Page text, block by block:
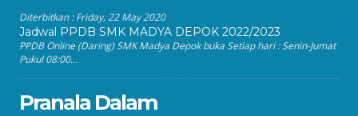
Diterbitkan :Friday, 22 May 2020
Jadwal PPDB SMK MADYA DEPOK 2022/2023
PPDB Online (Daring) SMK Madya Depok buka Setiap hari : Senin-Jumat
Pukul 08:00...
Pranala Dalam